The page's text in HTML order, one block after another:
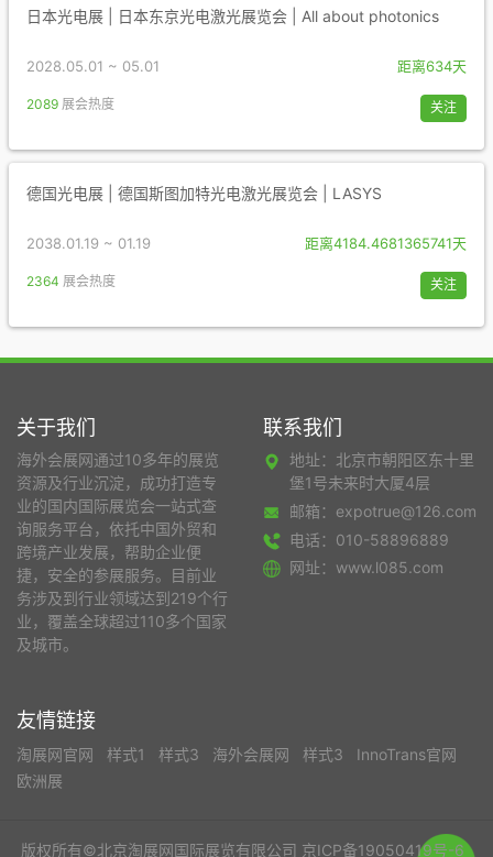
日本光电展 | 日本东京光电激光展览会 | All about photonics
2028.05.01 ~ 05.01 距离634天
2089 展会热度 关注
德国光电展 | 德国斯图加特光电激光展览会 | LASYS
2038.01.19 ~ 01.19 距离4184.4681365741天
2364 展会热度 关注
关于我们
海外会展网通过10多年的展览
资源及行业沉淀，成功打造专
业的国内国际展览会一站式查
询服务平台，依托中国外贸和
跨境产业发展，帮助企业便
捷，安全的参展服务。目前业
务涉及到行业领域达到219个行
业，覆盖全球超过110多个国家
及城市。
联系我们
地址：北京市朝阳区东十里
堡1号未来时大厦4层
邮箱：expotrue@126.com
电话：010-58896889
网址：www.l085.com
友情链接
淘展网官网 样式1 样式3 海外会展网 样式3
InnoTrans官网
欧洲展
版权所有©北京淘展网国际展览有限公司 京ICP备19050419号-6